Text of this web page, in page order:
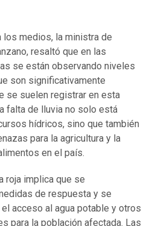
los medios, la ministra de
resaltó que en las
se están observando niveles
son significativamente
se suelen registrar en esta
falta de lluvia no solo está
hídricos, sino que también
para la agricultura y la
en el país.
roja implica que se
de respuesta y se
acceso al agua potable y otros
para la población afectada. Las